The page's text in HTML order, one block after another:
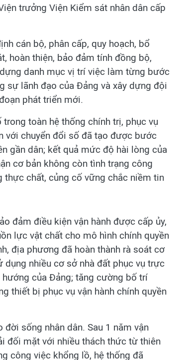
trưởng Viện Kiểm sát nhân dân cấp
cán bộ, phân cấp, quy hoạch, bổ
hoàn thiện, bảo đảm tính đồng bộ,
danh mục vị trí việc làm từng bước
sự lãnh đạo của Đảng và xây dựng đội
phát triển mới.
toàn hệ thống chính trị, phục vụ
với chuyển đổi số đã tạo được bước
gần dân; kết quả mức độ hài lòng của
cơ bản không còn tình trạng công
thực chất, củng cố vững chắc niềm tin
đảm điều kiện vận hành được cấp ủy,
lực vật chất cho mô hình chính quyền
địa phương đã hoàn thành rà soát cơ
nhiều cơ sở nhà đất phục vụ trực
của Đảng; tăng cường bố trí
thiết bị phục vụ vận hành chính quyền
đời sống nhân dân. Sau 1 năm vận
đối mặt với nhiều thách thức từ thiên
công việc khổng lồ, hệ thống đã